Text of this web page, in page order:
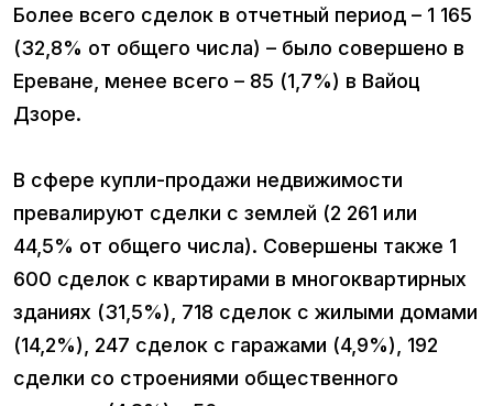
Более всего сделок в отчетный период – 1 165
(32,8% от общего числа) – было совершено в
Ереване, менее всего – 85 (1,7%) в Вайоц
Дзоре.
В сфере купли-продажи недвижимости
превалируют сделки с землей (2 261 или
44,5% от общего числа). Совершены также 1
600 сделок с квартирами в многоквартирных
зданиях (31,5%), 718 сделок с жилыми домами
(14,2%), 247 сделок с гаражами (4,9%), 192
сделки со строениями общественного